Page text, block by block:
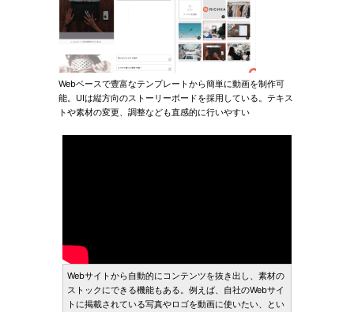
Webベースで豊富なテンプレートから簡単に動画を制作可
能。UIは縦方向のストーリーボードを採用している。テキス
トや素材の変更、調整なども直感的に行いやすい
Webサイトから自動的にコンテンツを抜き出し、素材の
ストックにできる機能もある。例えば、自社のWebサイ
トに掲載されている写真やロゴを動画に使いたい、とい